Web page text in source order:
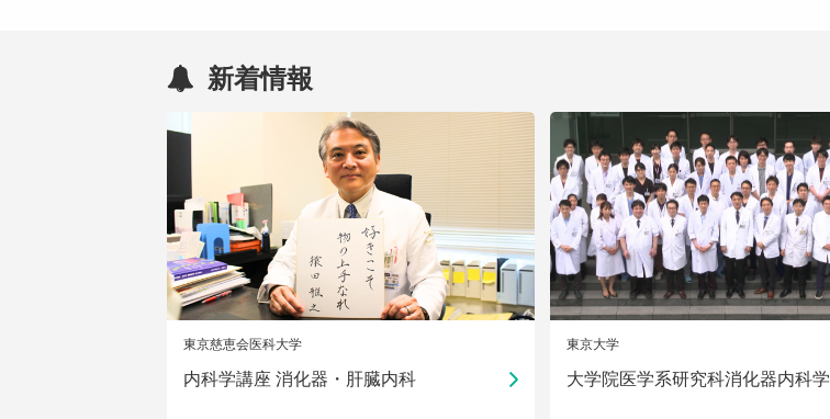
新着情報
東京慈恵会医科大学
内科学講座 消化器・肝臓内科
東京大学
大学院医学系研究科消化器内科学